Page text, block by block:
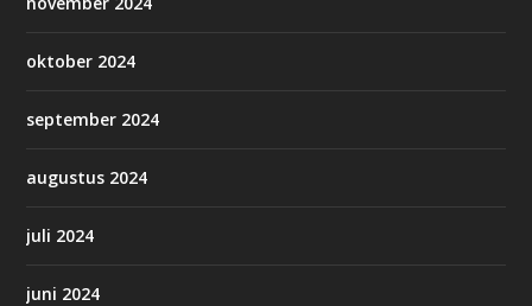
oktober 2024
september 2024
augustus 2024
juli 2024
juni 2024